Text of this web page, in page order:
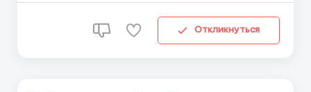
обращайтесь Viber, ...
Откликнуться